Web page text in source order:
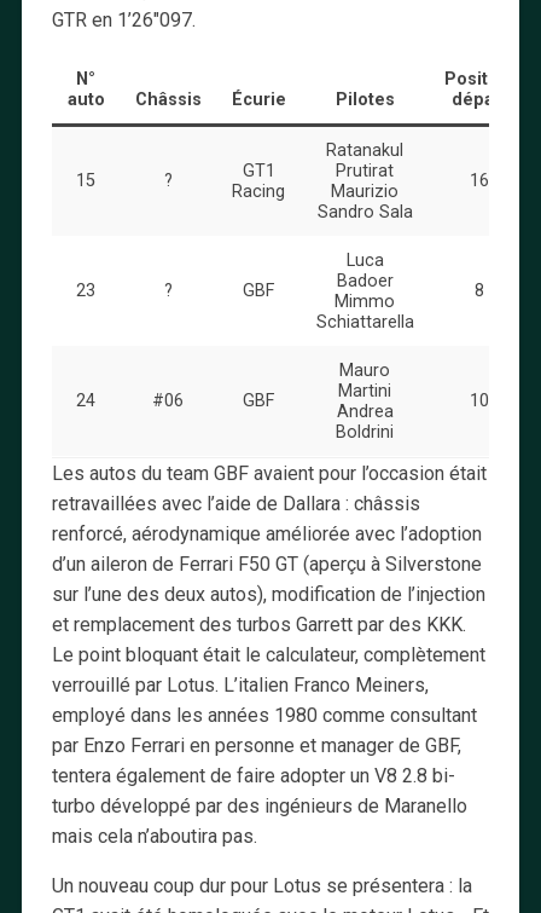
GTR en 1’26″097.
N°
auto
Châssis Écurie Pilotes
Position
départ
15 ?
GT1
Racing
Ratanakul
Prutirat
Maurizio
Sandro Sala
16
23 ? GBF
Luca
Badoer
Mimmo
Schiattarella
8
24 #06 GBF
Mauro
Martini
Andrea
Boldrini
10
Les autos du team GBF avaient pour l’occasion était
retravaillées avec l’aide de Dallara : châssis
renforcé, aérodynamique améliorée avec l’adoption
d’un aileron de Ferrari F50 GT (aperçu à Silverstone
sur l’une des deux autos), modification de l’injection
et remplacement des turbos Garrett par des KKK.
Le point bloquant était le calculateur, complètement
verrouillé par Lotus. L’italien Franco Meiners,
employé dans les années 1980 comme consultant
par Enzo Ferrari en personne et manager de GBF,
tentera également de faire adopter un V8 2.8 bi-
turbo développé par des ingénieurs de Maranello
mais cela n’aboutira pas.
Un nouveau coup dur pour Lotus se présentera : la